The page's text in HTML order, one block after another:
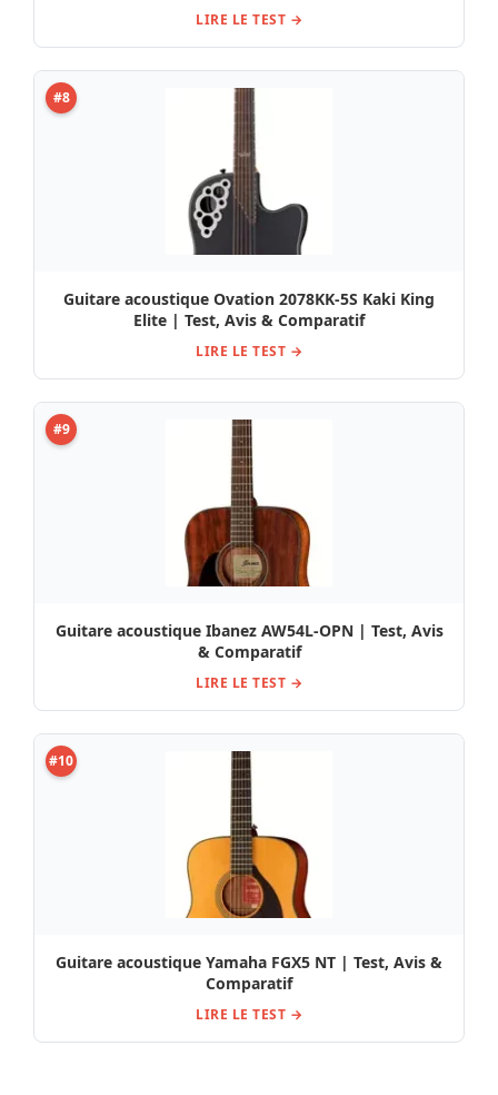
LIRE LE TEST →
#8
Guitare acoustique Ovation 2078KK-5S Kaki King
Elite | Test, Avis & Comparatif
LIRE LE TEST →
#9
Guitare acoustique Ibanez AW54L-OPN | Test, Avis
& Comparatif
LIRE LE TEST →
#10
Guitare acoustique Yamaha FGX5 NT | Test, Avis &
Comparatif
LIRE LE TEST →